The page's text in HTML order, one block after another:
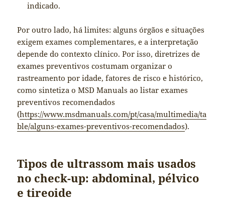
indicado.
Por outro lado, há limites: alguns órgãos e situações
exigem exames complementares, e a interpretação
depende do contexto clínico. Por isso, diretrizes de
exames preventivos costumam organizar o
rastreamento por idade, fatores de risco e histórico,
como sintetiza o MSD Manuals ao listar exames
preventivos recomendados
(https://www.msdmanuals.com/pt/casa/multimedia/ta
ble/alguns-exames-preventivos-recomendados).
Tipos de ultrassom mais usados
no check-up: abdominal, pélvico
e tireoide